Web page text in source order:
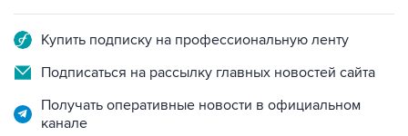
Купить подписку на профессиональную ленту
Подписаться на рассылку главных новостей сайта
Получать оперативные новости в официальном
канале